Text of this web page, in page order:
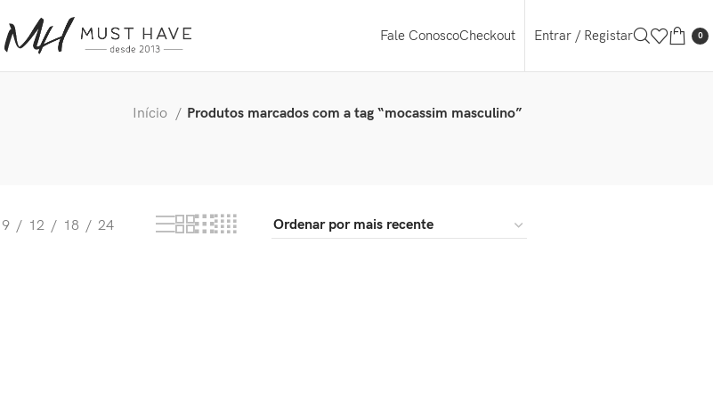
Fale ConoscoCheckout Entrar / Registar 0
Início Produtos marcados com a tag “mocassim masculino”
9 12 18 24